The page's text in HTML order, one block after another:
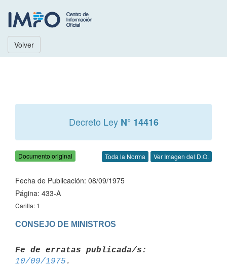
Volver
Decreto Ley N° 14416
Documento original Toda la Norma Ver Imagen del D.O.
Fecha de Publicación: 08/09/1975
Página: 433-A
Carilla: 1
CONSEJO DE MINISTROS
Fe de erratas publicada/s:
10/09/1975